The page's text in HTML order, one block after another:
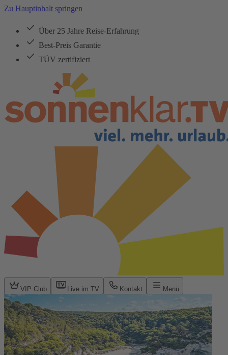
Zu Hauptinhalt springen
Über 25 Jahre Reise-Erfahrung
Best-Preis Garantie
TÜV zertifiziert
VIP Club Live im TV Kontakt Menü